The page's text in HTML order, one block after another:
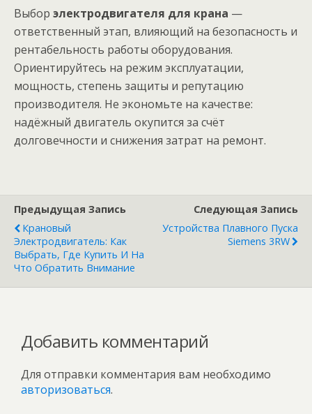
Выбор электродвигателя для крана —
ответственный этап, влияющий на безопасность и
рентабельность работы оборудования.
Ориентируйтесь на режим эксплуатации,
мощность, степень защиты и репутацию
производителя. Не экономьте на качестве:
надёжный двигатель окупится за счёт
долговечности и снижения затрат на ремонт.
Предыдущая Запись
Крановый
Электродвигатель: Как
Выбрать, Где Купить И На
Что Обратить Внимание
Следующая Запись
Устройства Плавного Пуска
Siemens 3RW
Добавить комментарий
Для отправки комментария вам необходимо
авторизоваться.